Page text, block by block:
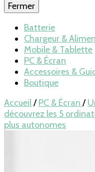
Blog
et
pour
Fermer
Batterie
Chargeur &
Mobile & Tablette
PC & Écran
Accessoires &
Boutique
Accueil/ PC & Écran /
découvrez les 5
plus autonomes